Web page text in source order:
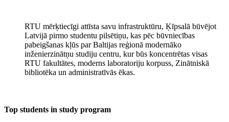
RTU mērķtiecīgi attīsta savu infrastruktūru, Ķīpsalā būvējot
Latvijā pirmo studentu pilsētiņu, kas pēc būvniecības
pabeigšanas kļūs par Baltijas reģionā modernāko
inženierzinātņu studiju centru, kur būs koncentrētas visas
RTU fakultātes, moderns laboratoriju korpuss, Zinātniskā
bibliotēka un administratīvās ēkas.
Top students in study program